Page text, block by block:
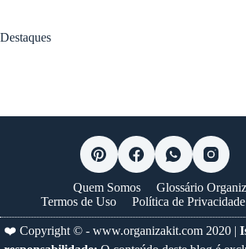
Destaques
Quem Somos
Glossário
Termos de Uso
Política de Privacidade
❤️ Copyright © - www.organizakit.com 2020 |